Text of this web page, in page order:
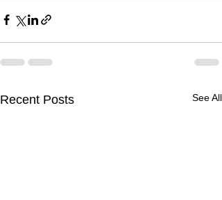
Recent Posts See All